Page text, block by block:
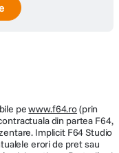
pewww.f64.ro(prin
din partea F64,
Implicit F64 Studio
erori de pret sau